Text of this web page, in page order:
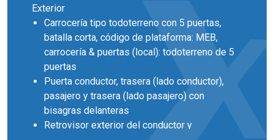
Exterior
Carrocería tipo todoterreno con 5 puertas,
batalla corta, código de plataforma: MEB,
carrocería & puertas (local): todoterreno de 5
puertas
Puerta conductor, trasera (lado conductor),
pasajero y trasera (lado pasajero) con
bisagras delanteras
Retrovisor exterior del conductor y